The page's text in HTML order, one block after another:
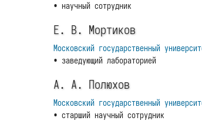
• научный сотрудник
Е. В. Мортиков
Московский государственный
• заведующий лабораторией
А. А. Полюхов
Московский государственный
• старший научный сотрудник